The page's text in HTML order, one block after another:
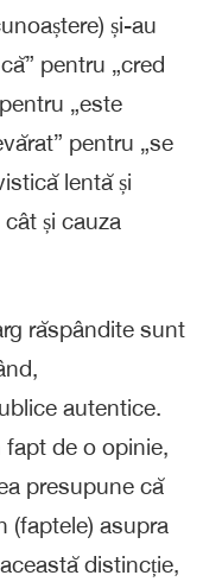
și-au
pentru „cred
„este
pentru „se
lentă și
și cauza
răspândite sunt
autentice.
de o opinie,
presupune că
(faptele) asupra
distincție,